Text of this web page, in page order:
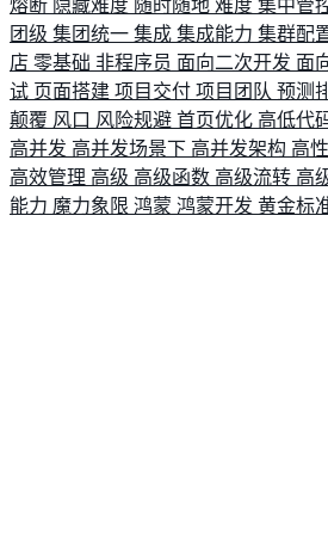
熔断 隐藏难度 随时随地 难度 集中管
团级 集团统一 集成 集成能力 集群配
店 零基础 非程序员 面向二次开发 面
试 页面搭建 项目交付 项目团队 预测
颠覆 风口 风险规避 首页优化 高低代
高并发 高并发场景下 高并发架构 高
高效管理 高级 高级函数 高级流转 高
能力 魔力象限 鸿蒙 鸿蒙开发 黄金标